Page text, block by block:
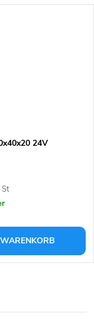
24V
WARENKORB